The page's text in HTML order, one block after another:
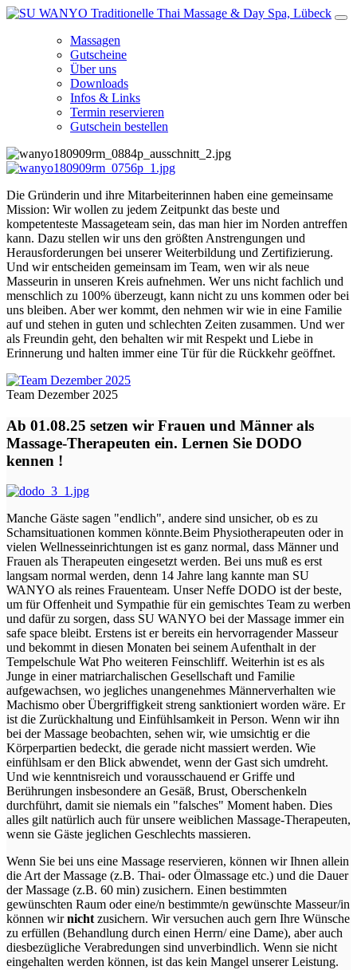
Massagen
Gutscheine
Über uns
Downloads
Infos & Links
Termin reservieren
Gutschein bestellen
Die Gründerin und ihre Mitarbeiterinnen haben eine gemeinsame
Mission: Wir wollen zu jedem Zeitpunkt das beste und
kompetenteste Massageteam sein, das man hier im Norden antreffen
kann. Dazu stellen wir uns den größten Anstrengungen und
Herausforderungen bei unserer Weiterbildung und Zertifizierung.
Und wir entscheiden gemeinsam im Team, wen wir als neue
Masseurin in unseren Kreis aufnehmen. Wer uns nicht fachlich und
menschlich zu 100% überzeugt, kann nicht zu uns kommen oder bei
uns bleiben. Aber wer kommt, den nehmen wir wie in eine Familie
auf und stehen in guten und schlechten Zeiten zusammen. Und wer
als Freundin geht, den behalten wir mit Respekt und Liebe in
Erinnerung und halten immer eine Tür für die Rückkehr geöffnet.
Team Dezember 2025
Ab 01.08.25 setzen wir Frauen und Männer als
Massage-Therapeuten ein. Lernen Sie DODO
kennen !
Manche Gäste sagen "endlich", andere sind unsicher, ob es zu
Schamsituationen kommen könnte.Beim Physiotherapeuten oder in
vielen Wellnesseinrichtungen ist es ganz normal, dass Männer und
Frauen als Therapeuten eingesetzt werden. Bei uns muß es erst
langsam normal werden, denn 14 Jahre lang kannte man SU
WANYO als reines Frauenteam. Unser Neffe DODO ist der beste,
um für Offenheit und Sympathie für ein gemischtes Team zu werben
und dafür zu sorgen, dass SU WANYO bei der Massage immer ein
safe space bleibt. Erstens ist er bereits ein hervorragender Masseur
und bekommt in diesen Monaten bei seinem Aufenthalt in der
Tempelschule Wat Pho weiteren Feinschliff. Weiterhin ist es als
Junge in einer matriarchalischen Gesellschaft und Familie
aufgewachsen, wo jegliches unangenehmes Männerverhalten wie
Machismo ober Übergriffigkeit streng sanktioniert worden wäre. Er
ist die Zurückhaltung und Einfühlsamkeit in Person. Wenn wir ihn
bei der Massage beobachten, sehen wir, wie umsichtig er die
Körperpartien bedeckt, die gerade nicht massiert werden. Wie
einfühlsam er den Blick abwendet, wenn der Gast sich umdreht.
Und wie kenntnisreich und vorausschauend er Griffe und
Berührungen insbesondere an Gesäß, Brust, Oberschenkeln
durchführt, damit sie niemals ein "falsches" Moment haben. Dies
alles gilt natürlich auch für unsere weiblichen Massage-Therapeuten,
wenn sie Gäste jeglichen Geschlechts massieren.
Wenn Sie bei uns eine Massage reservieren, können wir Ihnen allein
die Art der Massage (z.B. Thai- oder Ölmassage etc.) und die Dauer
der Massage (z.B. 60 min) zusichern. Einen bestimmten
gewünschten Raum oder eine/n bestimmte/n gewünschte Masseur/in
können wirnichtzusichern. Wir versuchen auch gern Ihre Wünsche
zu erfüllen (Behandlung durch einen Herrn/ eine Dame), aber auch
diesbezügliche Verabredungen sind unverbindlich. Wenn sie nicht
eingehalten werden können, ist das kein Mangel unserer Leistung.